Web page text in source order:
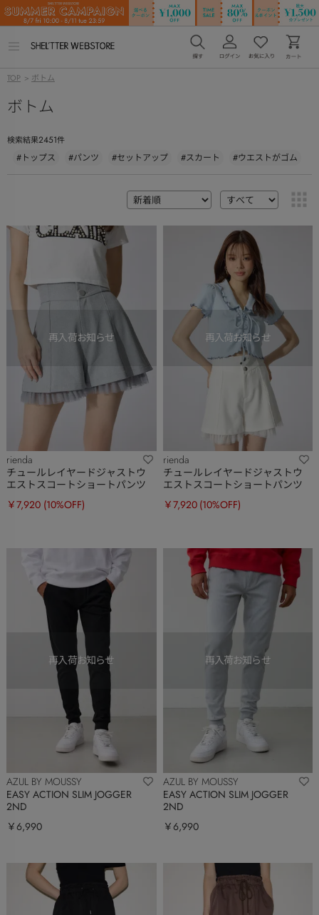
ー
開
く
TOP > ボトム
ボトム
検索結果2451件
#トップス #パンツ #セットアップ #スカート #ウエストがゴム
rienda
チュールレイヤードジャストウ
エストスコートショートパンツ
￥7,920 (10%OFF)
rienda
チュールレイヤードジャストウ
エストスコートショートパンツ
￥7,920 (10%OFF)
AZUL BY MOUSSY
EASY ACTION SLIM JOGGER
2ND
￥6,990
AZUL BY MOUSSY
EASY ACTION SLIM JOGGER
2ND
￥6,990